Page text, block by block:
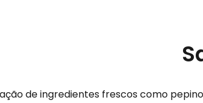
de ingredientes frescos como